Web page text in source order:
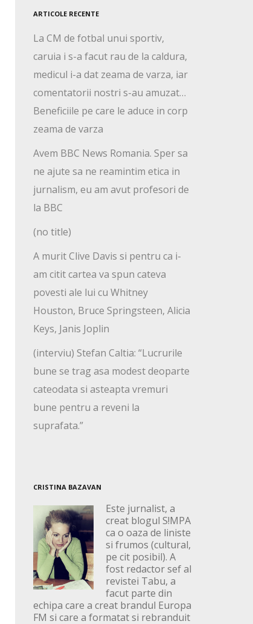
ARTICOLE RECENTE
La CM de fotbal unui sportiv,
caruia i s-a facut rau de la caldura,
medicul i-a dat zeama de varza, iar
comentatorii nostri s-au amuzat…
Beneficiile pe care le aduce in corp
zeama de varza
Avem BBC News Romania. Sper sa
ne ajute sa ne reamintim etica in
jurnalism, eu am avut profesori de
la BBC
(no title)
A murit Clive Davis si pentru ca i-
am citit cartea va spun cateva
povesti ale lui cu Whitney
Houston, Bruce Springsteen, Alicia
Keys, Janis Joplin
(interviu) Stefan Caltia: “Lucrurile
bune se trag asa modest deoparte
cateodata si asteapta vremuri
bune pentru a reveni la
suprafata.”
CRISTINA BAZAVAN
Este jurnalist, a
creat blogul S!MPA
ca o oaza de liniste
si frumos (cultural,
pe cit posibil). A
fost redactor sef al
revistei Tabu, a
facut parte din
echipa care a creat brandul Europa
FM si care a formatat si rebranduit